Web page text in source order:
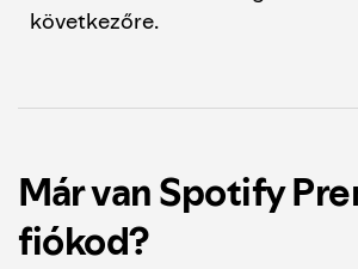
következőre.
Már van Spotify
fiókod?